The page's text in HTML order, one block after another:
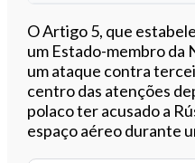
Ouvir
O Artigo 5, que
um Estado-membro da
um ataque contra
centro das atenções
polaco ter acusado a
espaço aéreo durante